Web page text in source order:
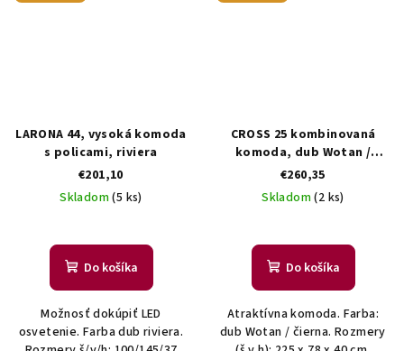
LARONA 44, vysoká komoda
s policami, riviera
€201,10
Skladom(5 ks)
Do košíka
Možnosť dokúpiť LED
osvetenie. Farba dub riviera.
CROSS 25 kombinovaná
komoda, dub Wotan /
čierna
€260,35
Skladom(2 ks)
Do košíka
Atraktívna komoda. Farba:
dub Wotan / čierna. Rozmery